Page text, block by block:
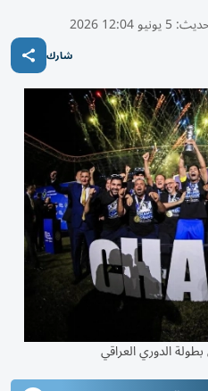
5 يونيو 12:04 2026
شارك
الدوري العراقي